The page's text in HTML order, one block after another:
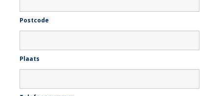
Postcode
Plaats